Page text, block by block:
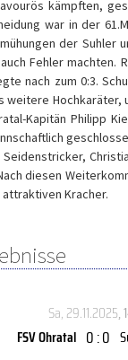
kämpften,
war in der
der Suhler
Fehler machten.
nach zum 0:3.
weitere Hochkaräter,
Kapitän Philipp
diesen
Kracher.
Sa, 29.11.2025,
FSV Ohratal 0 : 0